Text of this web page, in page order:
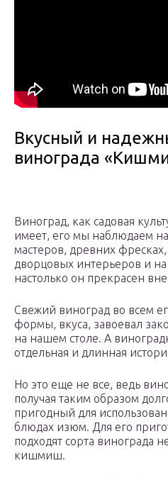
Вкусный и
винограда
Виноград, как садовая
имеет, его мы наблюдаем
мастеров, древних
дворцовых интерьеров и
настолько он прекрасен
Свежий виноград во всем
формы, вкуса, завоевал
на нашем столе. А
отдельная и длинная
Но это еще не все, ведь
получая таким образом
пригодный для
блюдах изюм. Для его
подходят сорта винограда
кишмиш.